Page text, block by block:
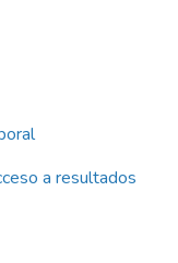
a resultados